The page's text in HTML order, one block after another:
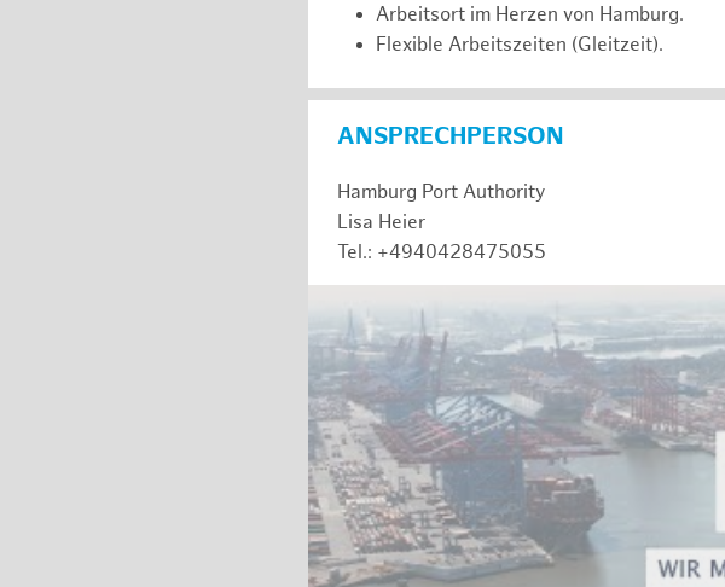
Arbeitsort im Herzen von Hamburg.
Flexible Arbeitszeiten (Gleitzeit).
ANSPRECHPERSON
Hamburg Port Authority
Lisa Heier
Tel.: +4940428475055